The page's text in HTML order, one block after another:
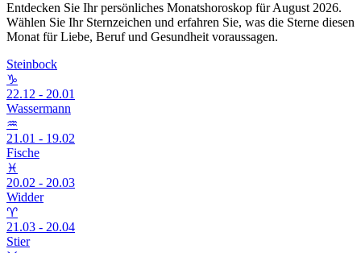
Entdecken Sie Ihr persönliches Monatshoroskop für August 2026.
Wählen Sie Ihr Sternzeichen und erfahren Sie, was die Sterne diesen
Monat für Liebe, Beruf und Gesundheit voraussagen.
Steinbock
♑
22.12 - 20.01
Wassermann
♒
21.01 - 19.02
Fische
♓
20.02 - 20.03
Widder
♈
21.03 - 20.04
Stier